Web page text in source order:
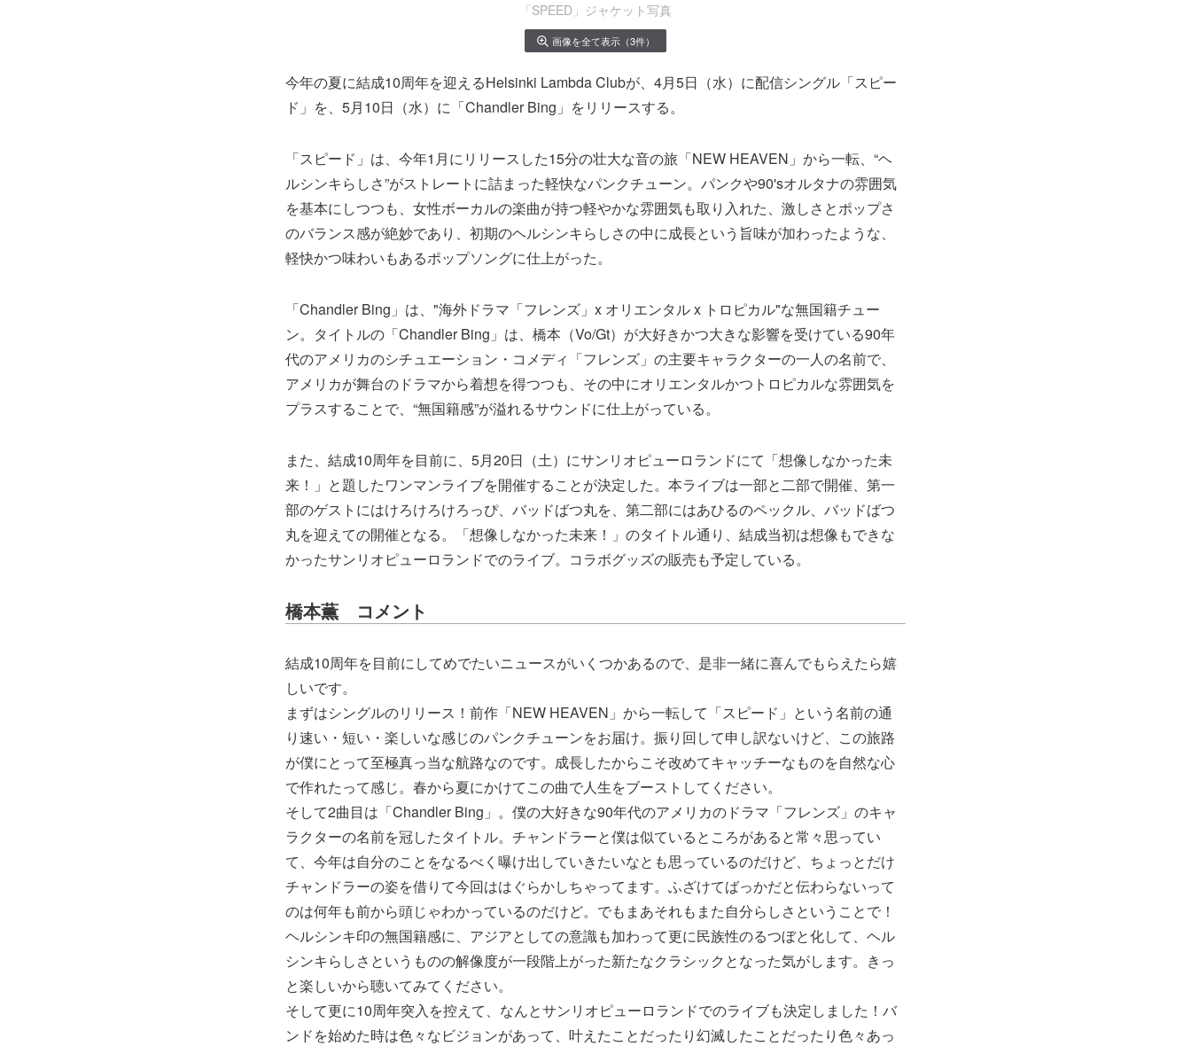
「SPEED」ジャケット写真
画像を全て表示（3件）
今年の夏に結成10周年を迎えるHelsinki Lambda Clubが、4月5日（水）に配信シングル「スピー
ド」を、5月10日（水）に「Chandler Bing」をリリースする。
「スピード」は、今年1月にリリースした15分の壮大な音の旅「NEW HEAVEN」から一転、“ヘ
ルシンキらしさ”がストレートに詰まった軽快なパンクチューン。パンクや90'sオルタナの雰囲気
を基本にしつつも、女性ボーカルの楽曲が持つ軽やかな雰囲気も取り入れた、激しさとポップさ
のバランス感が絶妙であり、初期のヘルシンキらしさの中に成長という旨味が加わったような、
軽快かつ味わいもあるポップソングに仕上がった。
「Chandler Bing」は、"海外ドラマ「フレンズ」x オリエンタル x トロピカル"な無国籍チュー
ン。タイトルの「Chandler Bing」は、橋本（Vo/Gt）が大好きかつ大きな影響を受けている90年
代のアメリカのシチュエーション・コメディ「フレンズ」の主要キャラクターの一人の名前で、
アメリカが舞台のドラマから着想を得つつも、その中にオリエンタルかつトロピカルな雰囲気を
プラスすることで、“無国籍感”が溢れるサウンドに仕上がっている。
また、結成10周年を目前に、5月20日（土）にサンリオピューロランドにて「想像しなかった未
来！」と題したワンマンライブを開催することが決定した。本ライブは一部と二部で開催、第一
部のゲストにはけろけろけろっぴ、バッドばつ丸を、第二部にはあひるのペックル、バッドばつ
丸を迎えての開催となる。「想像しなかった未来！」のタイトル通り、結成当初は想像もできな
かったサンリオピューロランドでのライブ。コラボグッズの販売も予定している。
橋本薫 コメント
結成10周年を目前にしてめでたいニュースがいくつかあるので、是非一緒に喜んでもらえたら嬉
しいです。
まずはシングルのリリース！前作「NEW HEAVEN」から一転して「スピード」という名前の通
り速い・短い・楽しいな感じのパンクチューンをお届け。振り回して申し訳ないけど、この旅路
が僕にとって至極真っ当な航路なのです。成長したからこそ改めてキャッチーなものを自然な心
で作れたって感じ。春から夏にかけてこの曲で人生をブーストしてください。
そして2曲目は「Chandler Bing」。僕の大好きな90年代のアメリカのドラマ「フレンズ」のキャ
ラクターの名前を冠したタイトル。チャンドラーと僕は似ているところがあると常々思ってい
て、今年は自分のことをなるべく曝け出していきたいなとも思っているのだけど、ちょっとだけ
チャンドラーの姿を借りて今回ははぐらかしちゃってます。ふざけてばっかだと伝わらないって
のは何年も前から頭じゃわかっているのだけど。でもまあそれもまた自分らしさということで！
ヘルシンキ印の無国籍感に、アジアとしての意識も加わって更に民族性のるつぼと化して、ヘル
シンキらしさというものの解像度が一段階上がった新たなクラシックとなった気がします。きっ
と楽しいから聴いてみてください。
そして更に10周年突入を控えて、なんとサンリオピューロランドでのライブも決定しました！バ
ンドを始めた時は色々なビジョンがあって、叶えたことだったり幻滅したことだったり色々あっ